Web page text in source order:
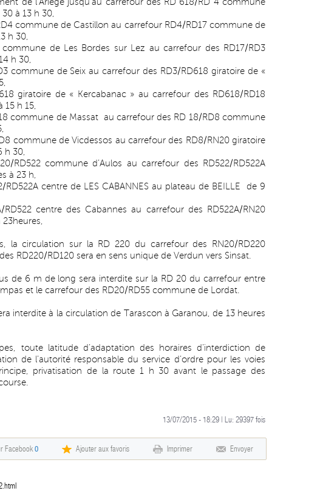
à 13 h 30,
commune de Castillon au carrefour RD4/RD17 commune de
h 30,
de Les Bordes sur Lez au carrefour des RD17/RD3
h 30,
commune de Seix au carrefour des RD3/RD618 giratoire de «
giratoire de « Kercabanac » au carrefour des RD618/RD18
h 15,
commune de Massat au carrefour des RD 18/RD8 commune
commune de Vicdessos au carrefour des RD8/RN20 giratoire
h 30,
RD522 commune d’Aulos au carrefour des RD522/RD522A
à 23 h,
centre de LES CABANNES au plateau de BEILLE de 9
centre des Cabannes au carrefour des RD522A/RN20
la circulation sur la RD 220 du carrefour des RN20/RD220
RD220/RD120 sera en sens unique de Verdun vers Sinsat.
de 6 m de long sera interdite sur la RD 20 du carrefour entre
et le carrefour des RD20/RD55 commune de Lordat.
interdite à la circulation de Tarascon à Garanou, de 13 heures
toute latitude d’adaptation des horaires d’interdiction de
de l’autorité responsable du service d’ordre pour les voies
privatisation de la route 1 h 30 avant le passage des
13/07/2015 - 18:29 | Lu: 29397 fois
Facebook0 Ajouter aux favoris Imprimer Envoyer